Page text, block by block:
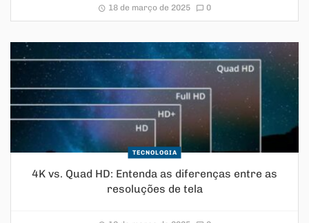
18 de março de 2025 0
TECNOLOGIA
4K vs. Quad HD: Entenda as diferenças entre as
resoluções de tela